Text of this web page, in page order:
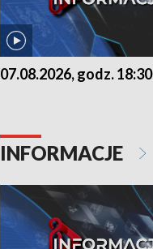
07.08.2026, godz. 18:30
INFORMACJE